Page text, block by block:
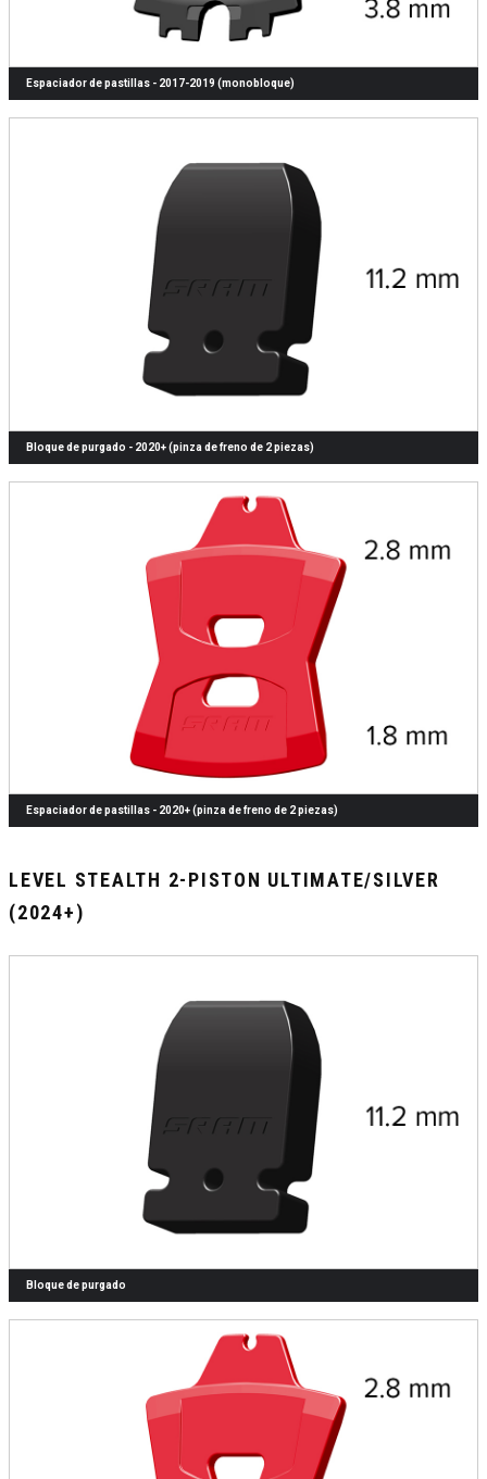
Espaciador de pastillas - 2017-2019 (monobloque)
Bloque de purgado - 2020+ (pinza de freno de 2 piezas)
Espaciador de pastillas - 2020+ (pinza de freno de 2 piezas)
LEVEL STEALTH 2-PISTON ULTIMATE/SILVER
(2024+)
Bloque de purgado